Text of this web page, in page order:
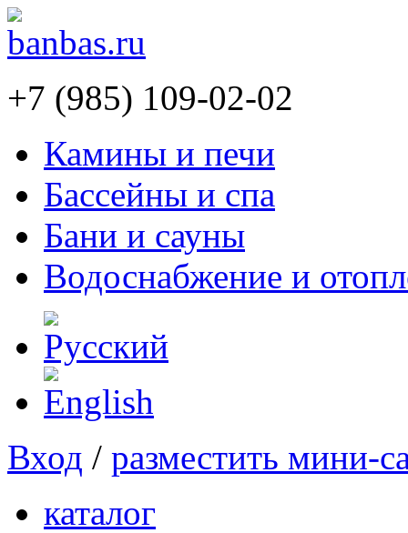
+7 (985) 109-02-02
Камины и печи
Бассейны и спа
Бани и сауны
Водоснабжение и
Вход / разместить мини-
каталог